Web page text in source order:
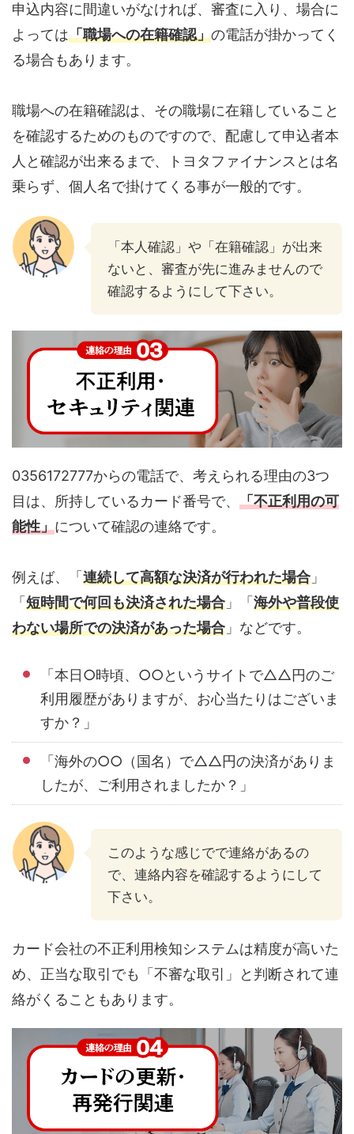
申込内容に間違いがなければ、審査に入り、場合に
よっては「職場への在籍確認」の電話が掛かってく
る場合もあります。
職場への在籍確認は、その職場に在籍していること
を確認するためのものですので、配慮して申込者本
人と確認が出来るまで、トヨタファイナンスとは名
乗らず、個人名で掛けてくる事が一般的です。
「本人確認」や「在籍確認」が出来
ないと、審査が先に進みませんので
確認するようにして下さい。
0356172777からの電話で、考えられる理由の3つ
目は、所持しているカード番号で、 「不正利用の可
能性」について確認の連絡です。
例えば、「 連続して高額な決済が行われた場合 」
「 短時間で何回も決済された場合 」「 海外や普段使
わない場所での決済があった場合 」などです。
「本日○時頃、○○というサイトで△△円のご
利用履歴がありますが、お心当たりはございま
すか？」
「海外の○○（国名）で△△円の決済がありま
したが、ご利用されましたか？」
このような感じでで連絡があるの
で、連絡内容を確認するようにして
下さい。
カード会社の不正利用検知システムは精度が高いた
め、正当な取引でも「不審な取引」と判断されて連
絡がくることもあります。